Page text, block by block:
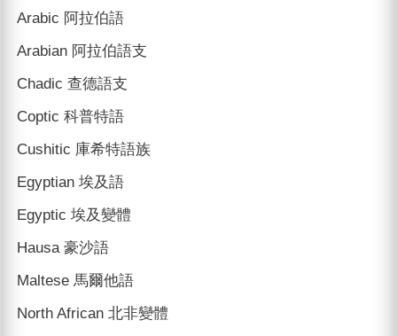
Arabic 阿拉伯語
Arabian 阿拉伯語支
Chadic 查德語支
Coptic 科普特語
Cushitic 庫希特語族
Egyptian 埃及語
Egyptic 埃及變體
Hausa 豪沙語
Maltese 馬爾他語
North African 北非變體